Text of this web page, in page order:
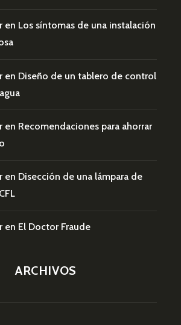
en Los síntomas de una instalación
en Diseño de un tablero de control
en Recomendaciones para ahorrar
en Disección de una lámpara de
en El Doctor Fraude
ARCHIVOS